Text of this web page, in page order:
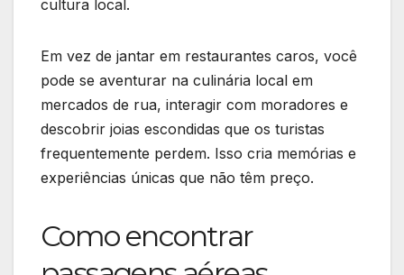
cultura local.
Em vez de jantar em restaurantes caros, você
pode se aventurar na culinária local em
mercados de rua, interagir com moradores e
descobrir joias escondidas que os turistas
frequentemente perdem. Isso cria memórias e
experiências únicas que não têm preço.
Como encontrar